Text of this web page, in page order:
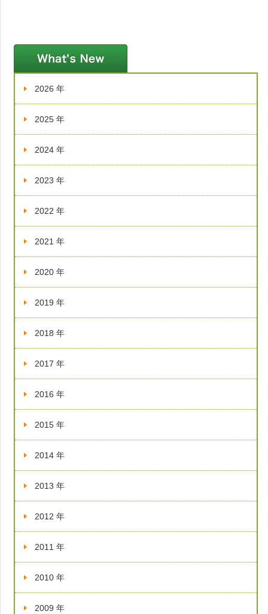
2026 年
2025 年
2024 年
2023 年
2022 年
2021 年
2020 年
2019 年
2018 年
2017 年
2016 年
2015 年
2014 年
2013 年
2012 年
2011 年
2010 年
2009 年